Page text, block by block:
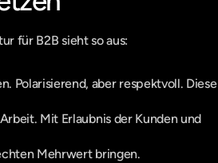
für B2B sieht so aus:
Polarisierend, aber respektvoll. Diese
Mit Erlaubnis der Kunden und
Mehrwert bringen.